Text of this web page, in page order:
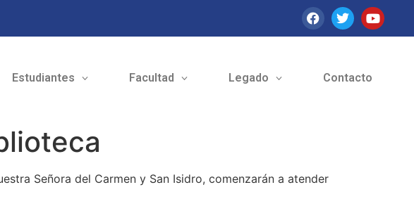
Estudiantes Facultad Legado Contacto
Señora del Carmen y San Isidro, comenzarán a atender